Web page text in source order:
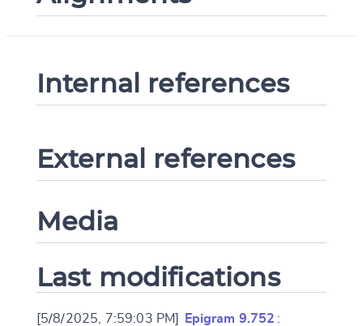
Internal references
External references
Media
Last modifications
[5/8/2025, 7:59:03 PM] Epigram 9.752 :